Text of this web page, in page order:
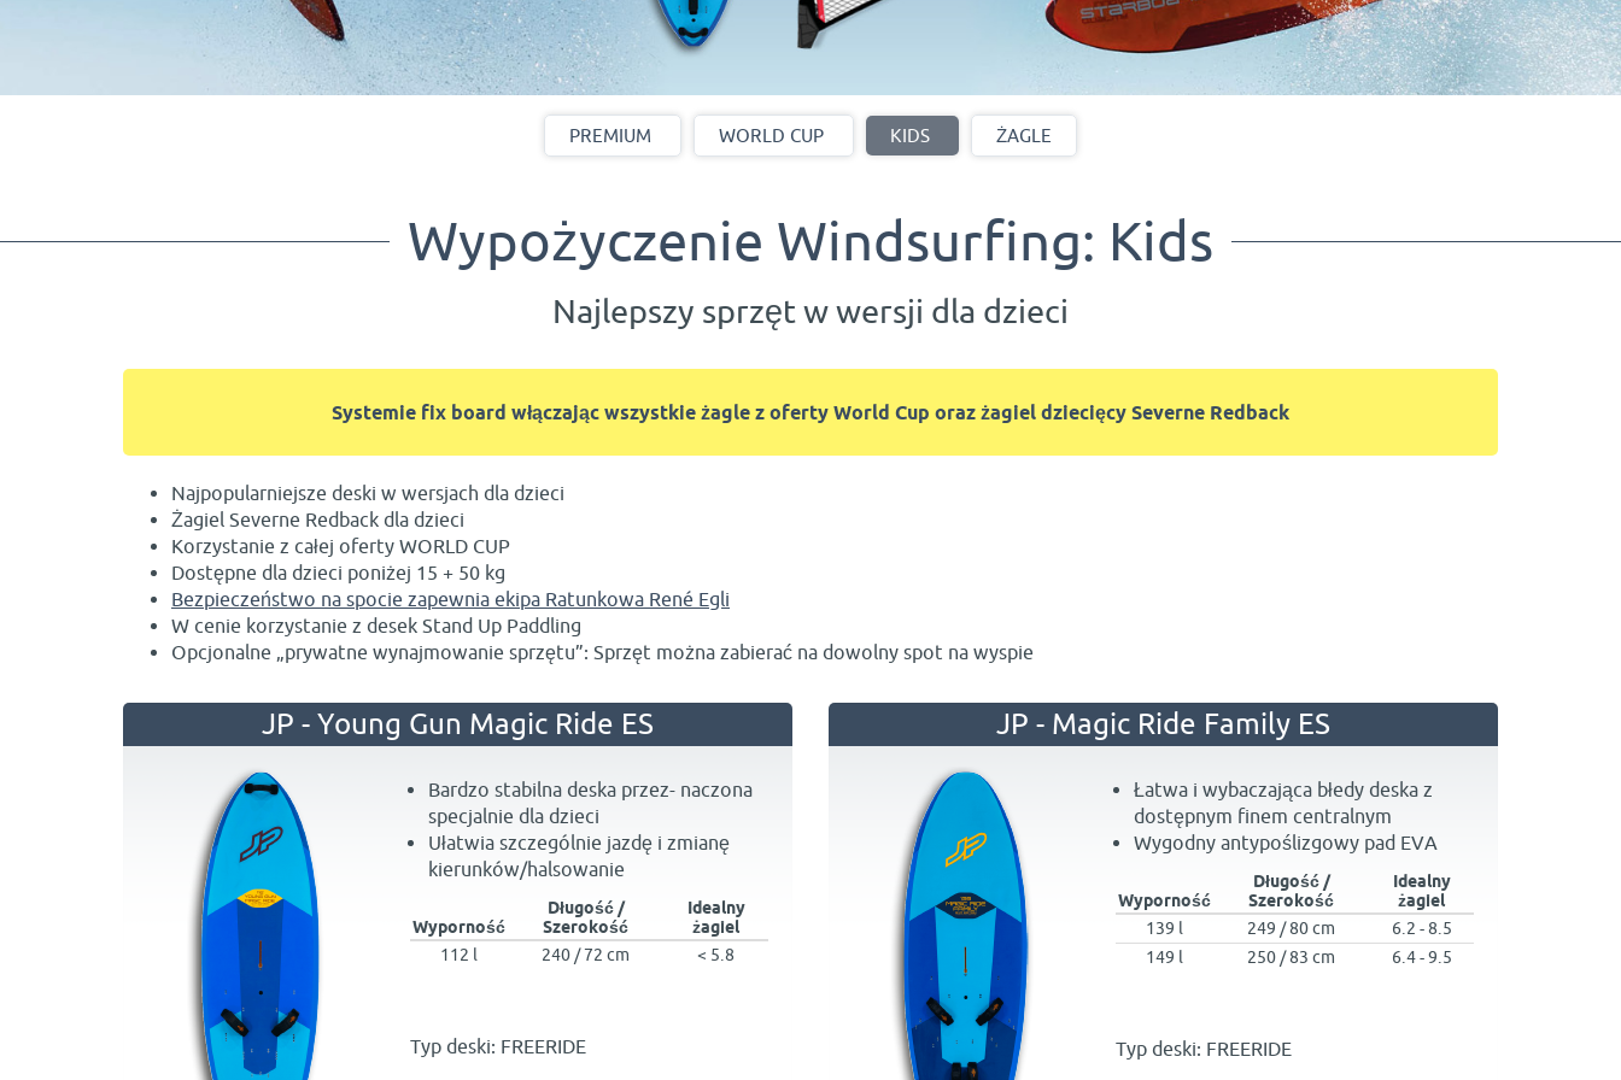
PREMIUM WORLD CUP KIDS ŻAGLE
Wypożyczenie Windsurfing: Kids
Najlepszy sprzęt w wersji dla dzieci
Systemie fix board włączając wszystkie żagle z oferty World Cup oraz żagiel dziecięcy Severne Redback
Najpopularniejsze deski w wersjach dla dzieci
Żagiel Severne Redback dla dzieci
Korzystanie z całej oferty WORLD CUP
Dostępne dla dzieci poniżej 15 + 50 kg
Bezpieczeństwo na spocie zapewnia ekipa Ratunkowa René Egli
W cenie korzystanie z desek Stand Up Paddling
Opcjonalne „prywatne wynajmowanie sprzętu”: Sprzęt można zabierać na dowolny spot na wyspie
JP - Young Gun Magic Ride ES
Bardzo stabilna deska przez- naczona
specjalnie dla dzieci
Ułatwia szczególnie jazdę i zmianę
kierunków/halsowanie
Wyporność
Długość /
Szerokość
Idealny
żagiel
112 l
240 / 72 cm < 5.8
Typ deski: FREERIDE
JP - Magic Ride Family ES
Łatwa i wybaczająca błedy deska z
dostępnym finem centralnym
Wygodny antypoślizgowy pad EVA
Wyporność
Długość /
Szerokość
Idealny
żagiel
139 l
249 / 80 cm
6.2 - 8.5
149 l
250 / 83 cm 6.4 - 9.5
Typ deski: FREERIDE